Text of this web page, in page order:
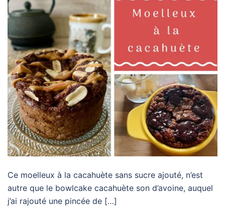
Ce moelleux à la cacahuète sans sucre ajouté, n’est
autre que le bowlcake cacahuète son d’avoine, auquel
j’ai rajouté une pincée de […]